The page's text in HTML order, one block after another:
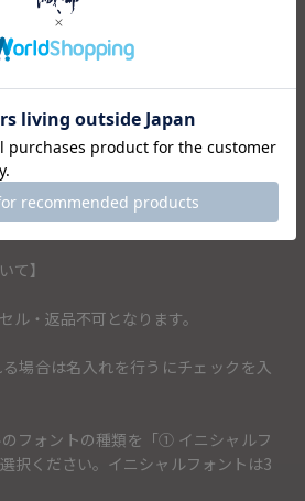
いなどのブライダルギフトとして、
て】
・返品不可となります。
場合は名入れを行うにチェックを入
のフォントの種類を「① イニシャルフ
択ください。イニシャルフォントは3